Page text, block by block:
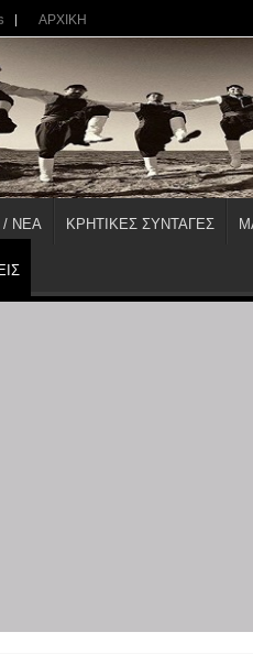
ΑΡΧΙΚΗ
/ ΝΕΑ ΚΡΗΤΙΚΕΣ ΣΥΝΤΑΓΕΣ